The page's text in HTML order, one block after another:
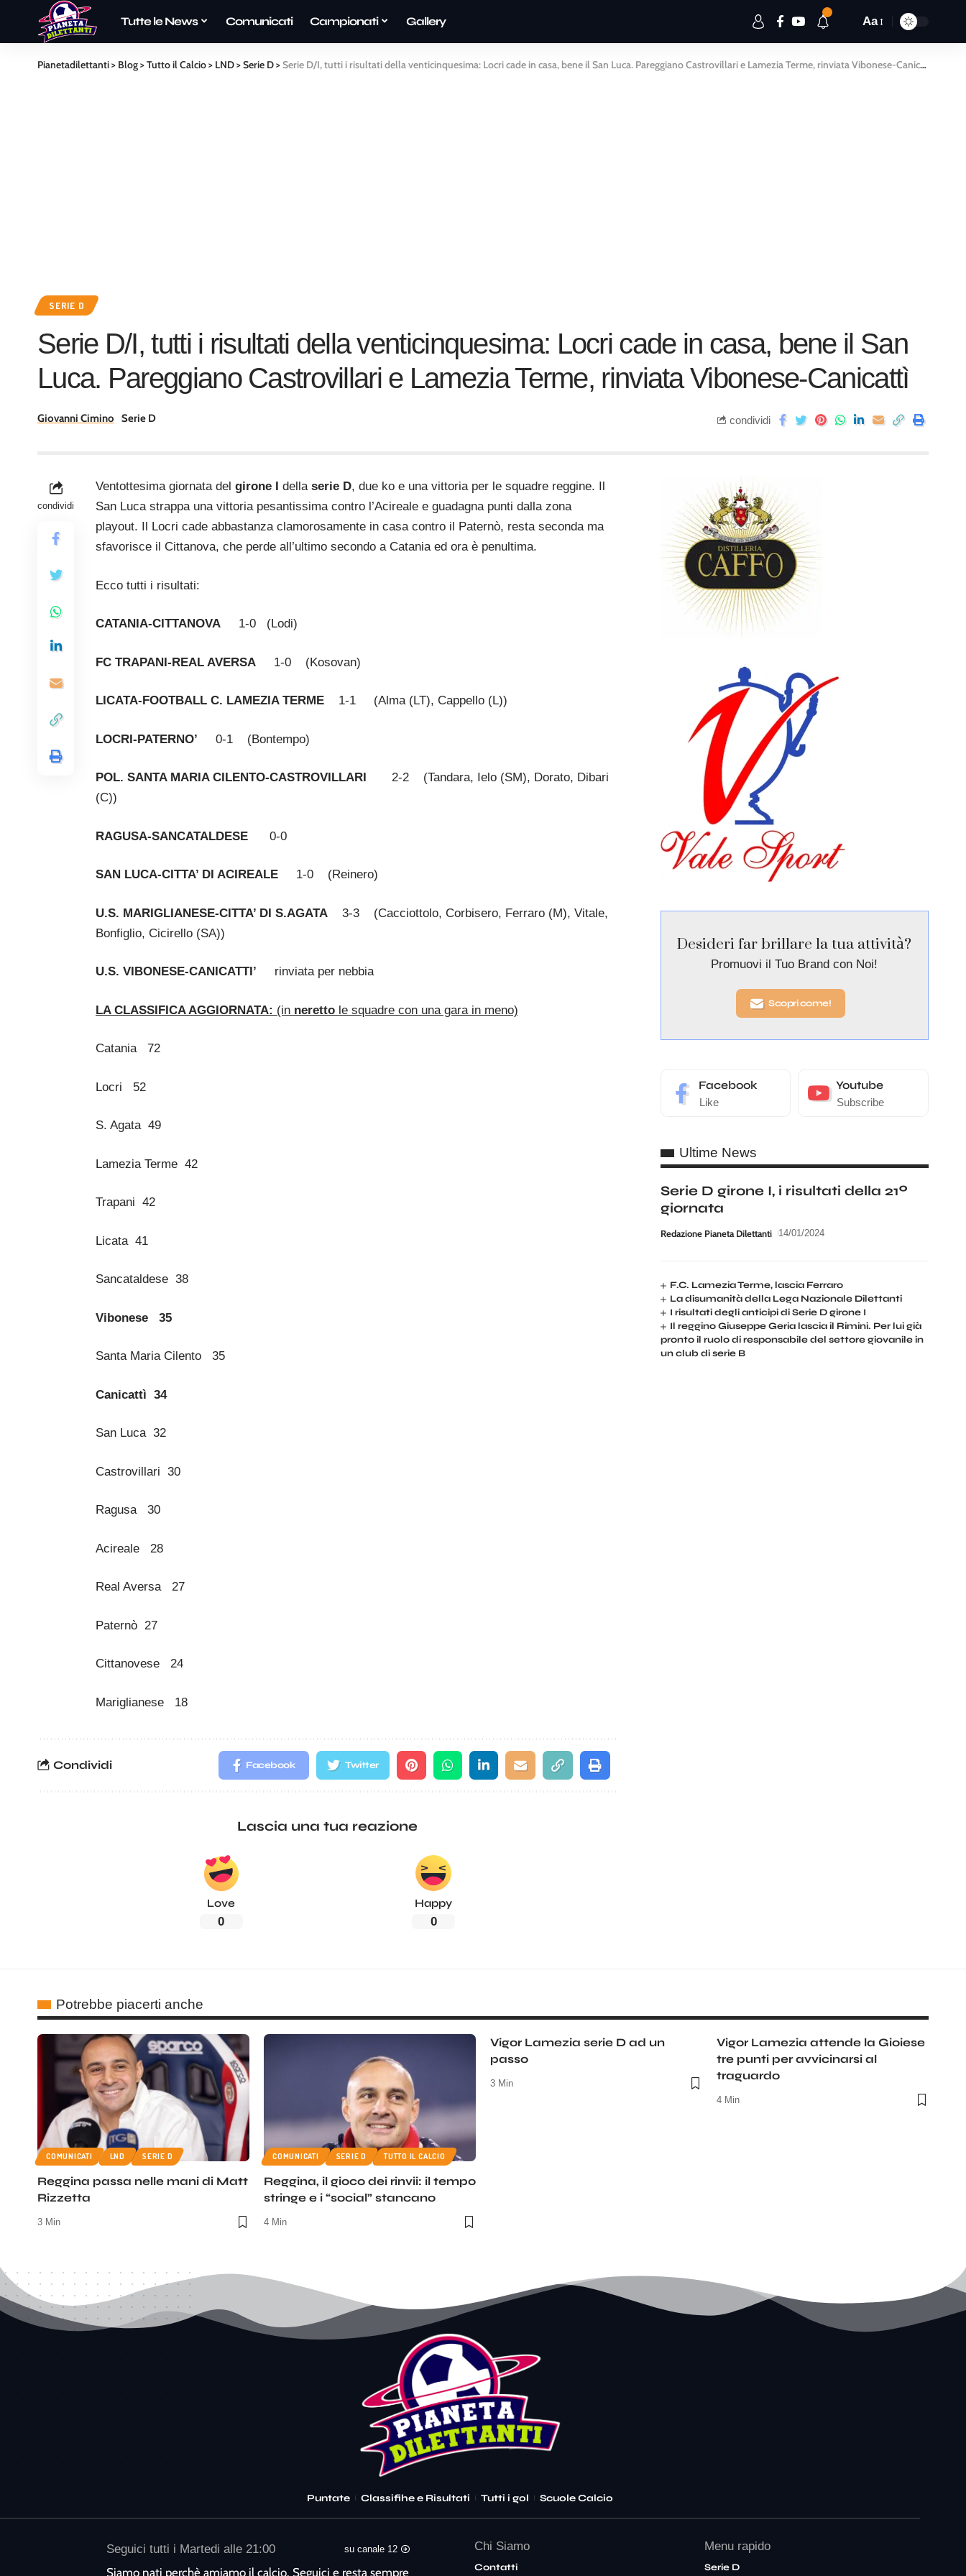
Tutte le News Comunicati Campionati Gallery Aa
Pianetadilettanti> Blog>Tutto il Calcio> LND>Serie D>Serie D/I, tutti i risultati della venticinquesima: Locri cade in casa, bene il San Luca. Pareggiano Castrovillari e Lamezia Terme, rinviata Vibonese-Canicattì
SERIE D
Serie D/I, tutti i risultati della venticinquesima: Locri cade in casa, bene il San
Luca. Pareggiano Castrovillari e Lamezia Terme, rinviata Vibonese-Canicattì
Giovanni Cimino Serie D condividi
condividi
Ventottesima giornata del girone I della serie D, due ko e una vittoria per le squadre reggine. Il
San Luca strappa una vittoria pesantissima contro l’Acireale e guadagna punti dalla zona
playout. Il Locri cade abbastanza clamorosamente in casa contro il Paternò, resta seconda ma
sfavorisce il Cittanova, che perde all’ultimo secondo a Catania ed ora è penultima.
Ecco tutti i risultati:
CATANIA-CITTANOVA 1-0 (Lodi)
FC TRAPANI-REAL AVERSA 1-0 (Kosovan)
LICATA-FOOTBALL C. LAMEZIA TERME 1-1 (Alma (LT), Cappello (L))
LOCRI-PATERNO’ 0-1 (Bontempo)
POL. SANTA MARIA CILENTO-CASTROVILLARI 2-2 (Tandara, Ielo (SM), Dorato, Dibari
(C))
RAGUSA-SANCATALDESE 0-0
SAN LUCA-CITTA’ DI ACIREALE 1-0 (Reinero)
U.S. MARIGLIANESE-CITTA’ DI S.AGATA 3-3 (Cacciottolo, Corbisero, Ferraro (M), Vitale,
Bonfiglio, Cicirello (SA))
U.S. VIBONESE-CANICATTI’ rinviata per nebbia
LA CLASSIFICA AGGIORNATA: (in neretto le squadre con una gara in meno)
Catania 72
Locri 52
S. Agata 49
Lamezia Terme 42
Trapani 42
Licata 41
Sancataldese 38
Vibonese 35
Santa Maria Cilento 35
Canicattì 34
San Luca 32
Castrovillari 30
Ragusa 30
Acireale 28
Real Aversa 27
Paternò 27
Cittanovese 24
Mariglianese 18
Condividi Facebook Twitter
Lascia una tua reazione
Love
0
Happy
0
Desideri far brillare la tua attività?
Promuovi il Tuo Brand con Noi!
Scopri come!
Facebook
Like
Youtube
Subscribe
Ultime News
Serie D girone I, i risultati della 21º
giornata
Redazione Pianeta Dilettanti 14/01/2024
F.C. Lamezia Terme, lascia Ferraro
La disumanità della Lega Nazionale Dilettanti
I risultati degli anticipi di Serie D girone I
Il reggino Giuseppe Geria lascia il Rimini. Per lui già
pronto il ruolo di responsabile del settore giovanile in
un club di serie B
Potrebbe piacerti anche
COMUNICATI LND SERIE D
Reggina passa nelle mani di Matt
Rizzetta
3 Min
COMUNICATI SERIE D TUTTO IL CALCIO
Reggina, il gioco dei rinvii: il tempo
stringe e i “social” stancano
4 Min
Vigor Lamezia serie D ad un
passo
3 Min
Vigor Lamezia attende la Gioiese
tre punti per avvicinarsi al
traguardo
4 Min
Puntate Classifihe e Risultati Tutti i gol Scuole Calcio
Seguici tutti i Martedi alle 21:00 su canale 12
Siamo nati perchè amiamo il calcio. Seguici e resta sempre
Chi Siamo
Contatti
Menu rapido
Serie D